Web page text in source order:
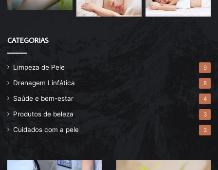
CATEGORIAS
Limpeza de Pele 9
Drenagem Linfática 8
Saúde e bem-estar 4
Produtos de beleza 3
Cuidados com a pele 3
Descubra
Drenagem